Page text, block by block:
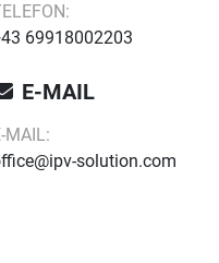
TELEFON:
69918002203
E-MAIL
E-MAIL:
solution.com